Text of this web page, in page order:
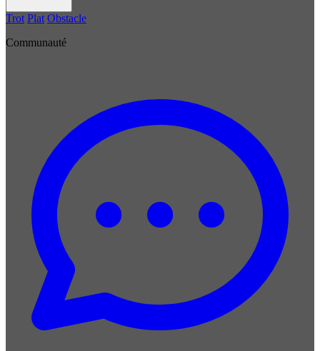
Trot Plat Obstacle
Communauté